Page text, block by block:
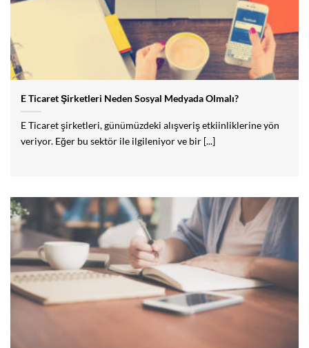
E Ticaret Şirketleri Neden Sosyal Medyada Olmalı?
E Ticaret şirketleri, günümüzdeki alışveriş etkiinliklerine yön
veriyor. Eğer bu sektör ile ilgileniyor ve bir [...]